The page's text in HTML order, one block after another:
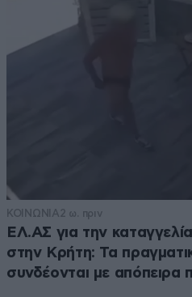
ΚΟΙΝΩΝΙΑ2 ω. πριν
ΕΛ.ΑΣ για την
στην Κρήτη: Τα
συνδέονται με απόπειρα